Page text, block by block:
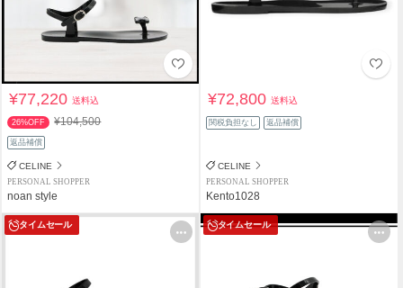
¥77,220送料込
26%OFF ¥104,500
返品補償
CELINE
PERSONAL SHOPPER
noan style
¥72,800送料込
関税負担なし 返品補償
CELINE
PERSONAL SHOPPER
Kento1028
タイムセール タイムセール